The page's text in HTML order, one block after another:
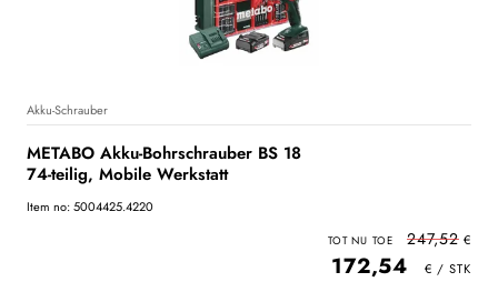
Akku-Schrauber
METABO Akku-Bohrschrauber BS 18
74-teilig, Mobile Werkstatt
Item no: 5004425.4220
247,52
172,54